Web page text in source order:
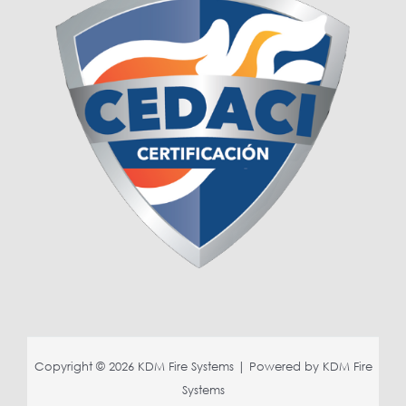
Copyright © 2026 KDM Fire Systems | Powered by KDM Fire
Systems